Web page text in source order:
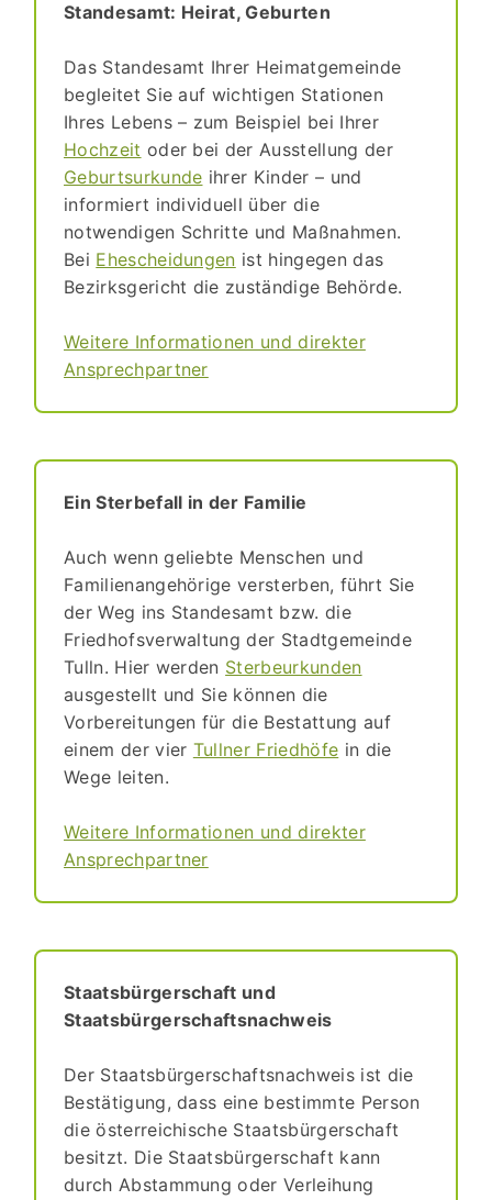
Standesamt: Heirat, Geburten
Das Standesamt Ihrer Heimatgemeinde
begleitet Sie auf wichtigen Stationen
Ihres Lebens – zum Beispiel bei Ihrer
Hochzeit oder bei der Ausstellung der
Geburtsurkunde ihrer Kinder – und
informiert individuell über die
notwendigen Schritte und Maßnahmen.
Bei Ehescheidungen ist hingegen das
Bezirksgericht die zuständige Behörde.
Weitere Informationen und direkter
Ansprechpartner
Ein Sterbefall in der Familie
Auch wenn geliebte Menschen und
Familienangehörige versterben, führt Sie
der Weg ins Standesamt bzw. die
Friedhofsverwaltung der Stadtgemeinde
Tulln. Hier werden Sterbeurkunden
ausgestellt und Sie können die
Vorbereitungen für die Bestattung auf
einem der vier Tullner Friedhöfe in die
Wege leiten.
Weitere Informationen und direkter
Ansprechpartner
Staatsbürgerschaft und
Staatsbürgerschaftsnachweis
Der Staatsbürgerschaftsnachweis ist die
Bestätigung, dass eine bestimmte Person
die österreichische Staatsbürgerschaft
besitzt. Die Staatsbürgerschaft kann
durch Abstammung oder Verleihung